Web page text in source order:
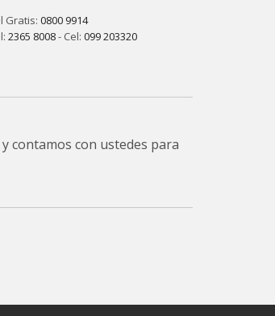
Gratis: 0800 9914
2365 8008- Cel: 099 203320
contamos con ustedes para